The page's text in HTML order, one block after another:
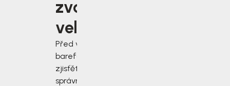
zvolit
velikost?
Před výběrem
barefoot bot
zjisťěte jak
správně změřit